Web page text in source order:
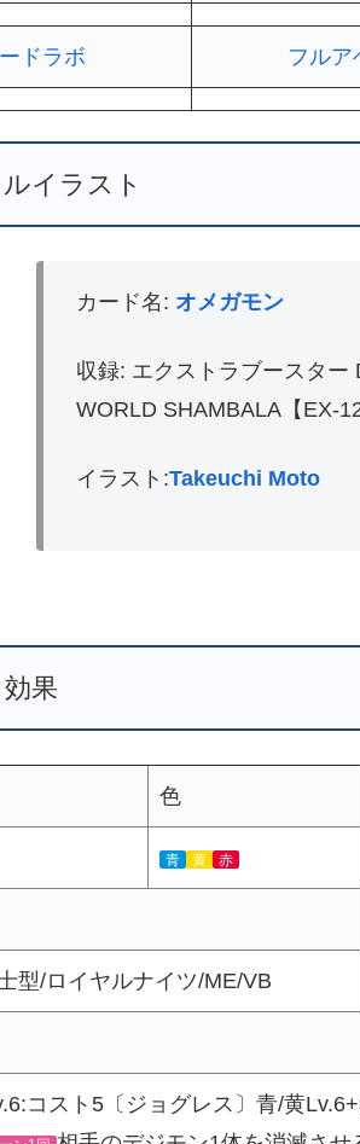
ドラボ フルア
イラスト
カード名: オメガモン
収録: エクストラブースター
WORLD SHAMBALA【EX-12
イラスト:Takeuchi Moto
効果
色
青 黄 赤
型/ロイヤルナイツ/ME/VB
コスト5〔ジョグレス〕青/黄